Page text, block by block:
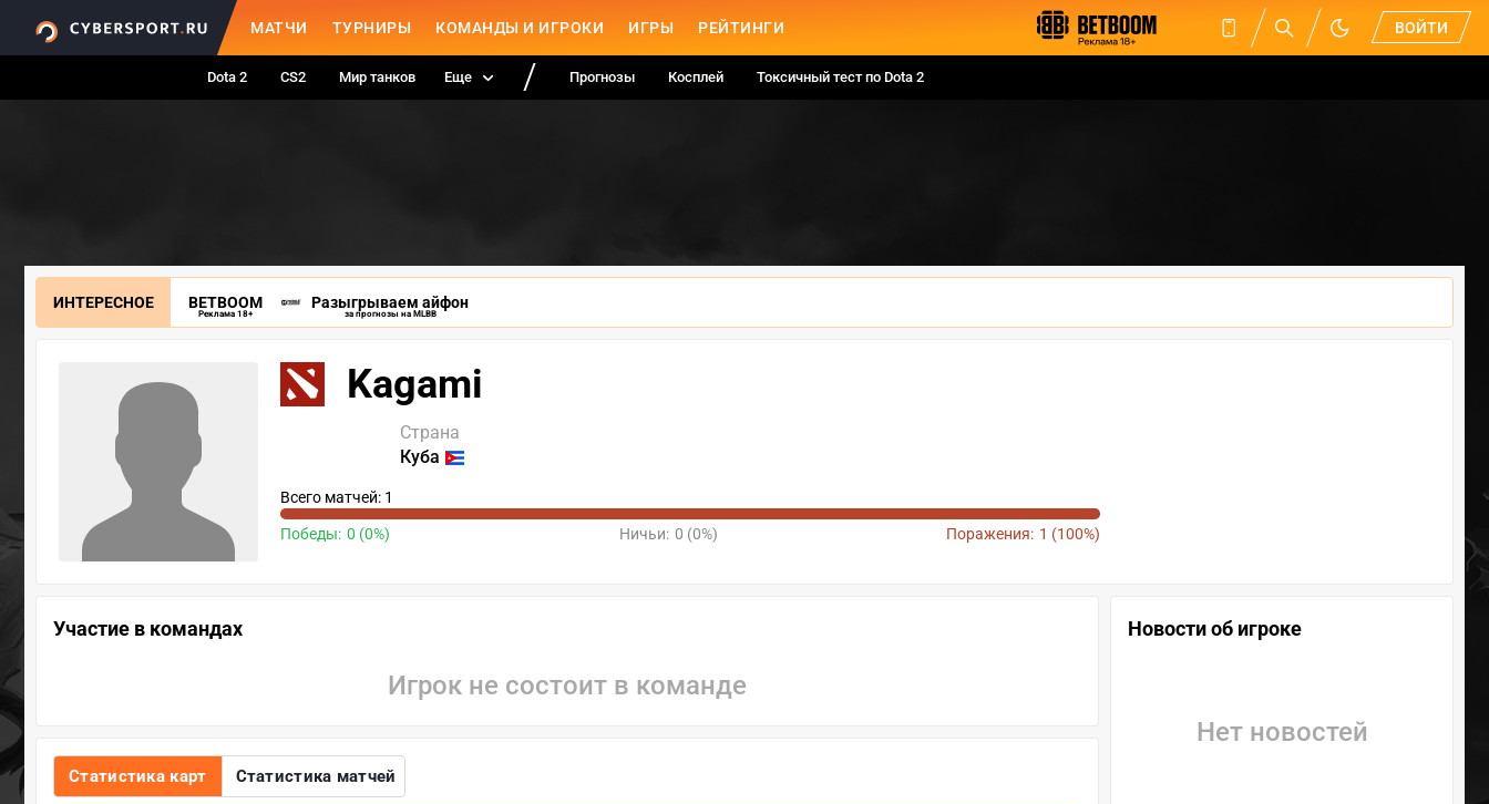
МАТЧИ ТУРНИРЫ КОМАНДЫ И ИГРОКИ ИГРЫ РЕЙТИНГИ ВОЙТИ
Dota 2 CS2 Мир танков Еще Прогнозы Косплей Токсичный тест по Dota 2
ИНТЕРЕСНОЕ BETBOOM
Реклама 18+
Разыгрываем айфон
за прогнозы на MLBB
Kagami
Страна
Куба
Всего матчей: 1
Победы: 0 (0%) Ничьи: 0 (0%) Поражения: 1 (100%)
Участие в командах
Игрок не состоит в команде
Статистика карт Статистика матчей
Новости об игроке
Нет новостей